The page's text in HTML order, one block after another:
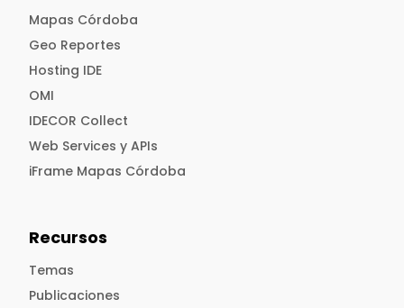
Mapas Córdoba
Geo Reportes
Hosting IDE
OMI
IDECOR Collect
Web Services y APIs
iFrame Mapas Córdoba
Recursos
Temas
Publicaciones